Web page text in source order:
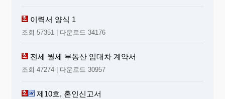
이력서 양식 1
조회 57351 | 다운로드 34176
전세 월세 부동산 임대차 계약서
조회 47274 | 다운로드 30957
제10호, 혼인신고서